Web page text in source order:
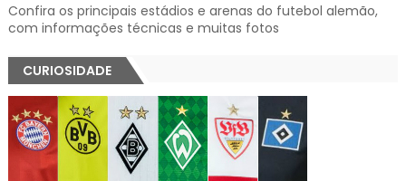
Confira os principais estádios e arenas do futebol alemão,
com informações técnicas e muitas fotos
CURIOSIDADE